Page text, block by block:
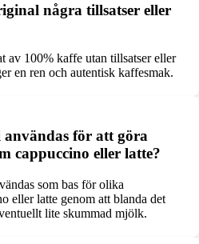
några tillsatser eller
av 100% kaffe utan tillsatser eller
en ren och autentisk kaffesmak.
för att göra
cappuccino eller latte?
som bas för olika
eller latte genom att blanda det
lite skummad mjölk.